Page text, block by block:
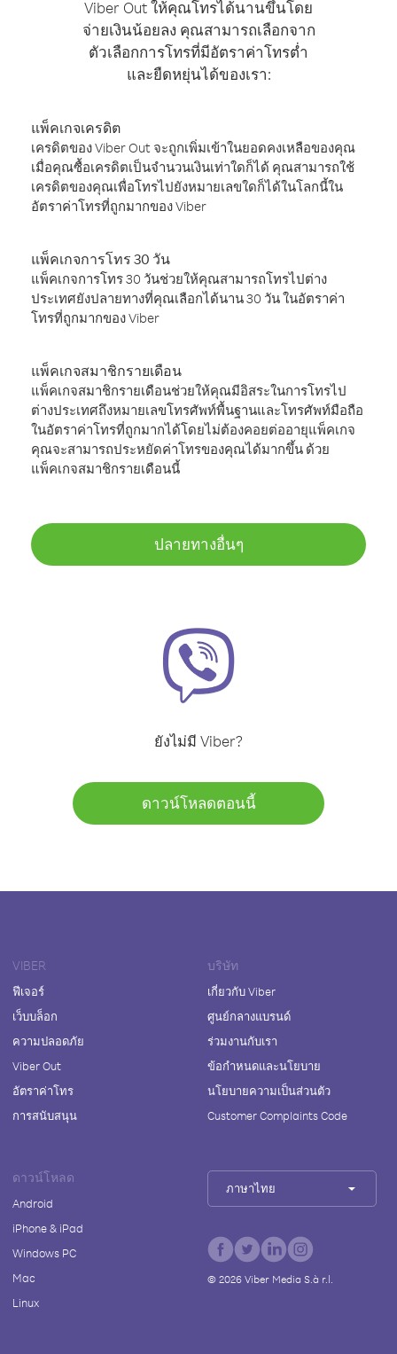
Viber Out ให้คุณโทรได้นานขึ้นโดย
จ่ายเงินน้อยลง คุณสามารถเลือกจาก
ตัวเลือกการโทรที่มีอัตราค่าโทรต่ำ
และยืดหยุ่นได้ของเรา:
แพ็คเกจเครดิต
เครดิตของ Viber Out จะถูกเพิ่มเข้าในยอดคงเหลือของคุณ
เมื่อคุณซื้อเครดิตเป็นจำนวนเงินเท่าใดก็ได้ คุณสามารถใช้
เครดิตของคุณเพื่อโทรไปยังหมายเลขใดก็ได้ในโลกนี้ใน
อัตราค่าโทรที่ถูกมากของ Viber
แพ็คเกจการโทร 30 วัน
แพ็คเกจการโทร 30 วันช่วยให้คุณสามารถโทรไปต่าง
ประเทศยังปลายทางที่คุณเลือกได้นาน 30 วัน ในอัตราค่า
โทรที่ถูกมากของ Viber
แพ็คเกจสมาชิกรายเดือน
แพ็คเกจสมาชิกรายเดือนช่วยให้คุณมีอิสระในการโทรไป
ต่างประเทศถึงหมายเลขโทรศัพท์พื้นฐานและโทรศัพท์มือถือ
ในอัตราค่าโทรที่ถูกมากได้โดยไม่ต้องคอยต่ออายุแพ็คเกจ
คุณจะสามารถประหยัดค่าโทรของคุณได้มากขึ้น ด้วย
แพ็คเกจสมาชิกรายเดือนนี้
ปลายทางอื่นๆ
ยังไม่มี Viber?
ดาวน์โหลดตอนนี้
VIBER
ฟีเจอร์
เว็บบล็อก
ความปลอดภัย
Viber Out
อัตราค่าโทร
การสนับสนุน
บริษัท
เกี่ยวกับ Viber
ศูนย์กลางแบรนด์
ร่วมงานกับเรา
ข้อกำหนดและนโยบาย
นโยบายความเป็นส่วนตัว
Customer Complaints Code
ดาวน์โหลด
Android
iPhone & iPad
Windows PC
Mac
Linux
ภาษาไทย
© 2026Viber Media S.à r.l.